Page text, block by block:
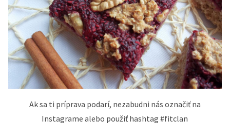
Ak sa ti príprava podarí, nezabudni nás označiť na
Instagrame alebo použiť hashtag #fitclan